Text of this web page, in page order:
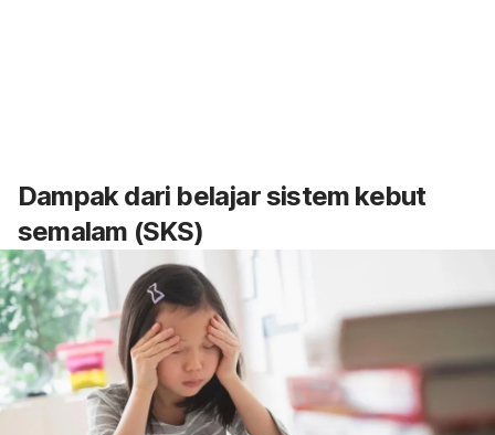
Dampak dari belajar sistem kebut
semalam (SKS)